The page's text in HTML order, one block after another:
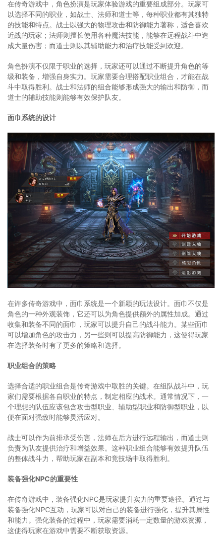
在传奇游戏中，角色扮演是玩家体验游戏的重要组成部分。玩家可
以选择不同的职业，如战士、法师和道士等，每种职业都有其独特
的技能和特点。战士以强大的物理攻击和防御能力著称，适合喜欢
近战的玩家；法师则擅长使用各种魔法技能，能够在远程战斗中造
成大量伤害；而道士则以其辅助能力和治疗技能受到欢迎。
角色扮演不仅限于职业的选择，玩家还可以通过不断提升角色的等
级和装备，增强自身实力。玩家需要合理搭配职业组合，才能在战
斗中取得胜利。战士和法师的组合能够形成强大的输出和防御，而
道士的辅助技能则能够有效保护队友。
面巾系统的设计
在许多传奇游戏中，面巾系统是一个新颖的玩法设计。面巾不仅是
角色的一种外观装饰，它还可以为角色提供额外的属性加成。通过
收集和装备不同的面巾，玩家可以提升自己的战斗能力。某些面巾
可以增加角色的攻击力，另一些则可以提高防御能力，这使得玩家
在选择装备时有了更多的策略和选择。
职业组合的策略
选择合适的职业组合是传奇游戏中取胜的关键。在组队战斗中，玩
家们需要根据各自职业的特点，制定相应的战术。通常情况下，一
个理想的队伍应该包含攻击型职业、辅助型职业和防御型职业，以
便在面对强敌时能够灵活应对。
战士可以作为前排承受伤害，法师在后方进行远程输出，而道士则
负责为队友提供治疗和增益效果。这种职业组合能够有效提升队伍
的整体战斗力，帮助玩家在副本和竞技场中取得胜利。
装备强化NPC的重要性
在传奇游戏中，装备强化NPC是玩家提升实力的重要途径。通过与
装备强化NPC互动，玩家可以对自己的装备进行强化，提升其属性
和能力。强化装备的过程中，玩家需要消耗一定数量的游戏资源，
这使得玩家在游戏中需要不断获取资源。